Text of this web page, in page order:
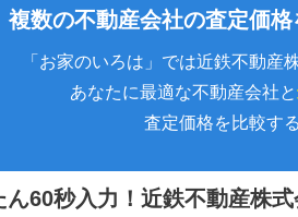
複数の不動産会社の査定価
「お家のいろは」では近鉄不動
あなたに最適な不動産会社と
査定価格を比較す
60秒入力！ 近鉄不動産株